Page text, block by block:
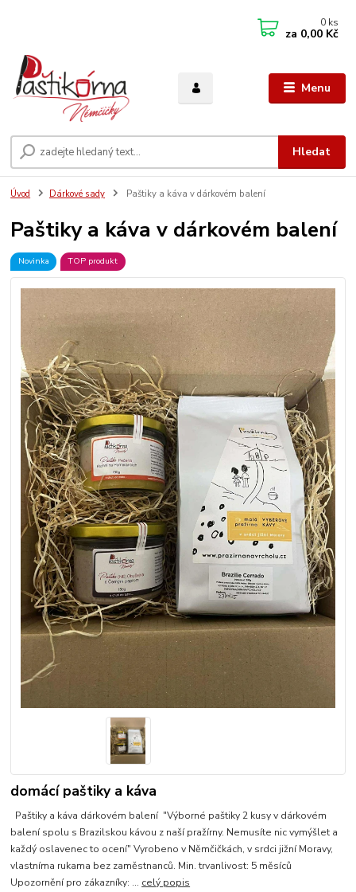
Menu
Hledat
0 ks
za 0,00 Kč
Úvod Dárkové sady Paštiky a káva v dárkovém balení
Paštiky a káva v dárkovém balení
Novinka TOP produkt
domácí paštiky a káva
Paštiky a káva dárkovém balení "Výborné paštiky 2 kusy v dárkovém
balení spolu s Brazilskou kávou z naší pražírny. Nemusíte nic vymýšlet a
každý oslavenec to ocení" Vyrobeno v Němčičkách, v srdci jižní Moravy,
vlastníma rukama bez zaměstnanců. Min. trvanlivost: 5 měsíců
Upozornění pro zákazníky: ... celý popis